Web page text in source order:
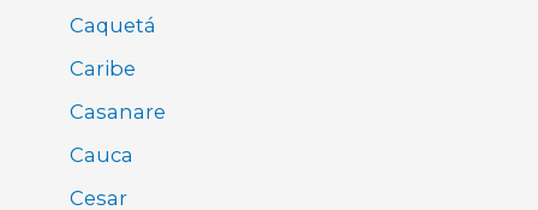
Caquetá
Caribe
Casanare
Cauca
Cesar